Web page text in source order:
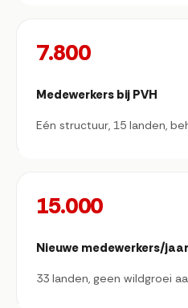
7.800
Medewerkers bij PVH
Eén structuur, 15 landen,
15.000
Nieuwe medewerkers/
33 landen, geen wildgroei